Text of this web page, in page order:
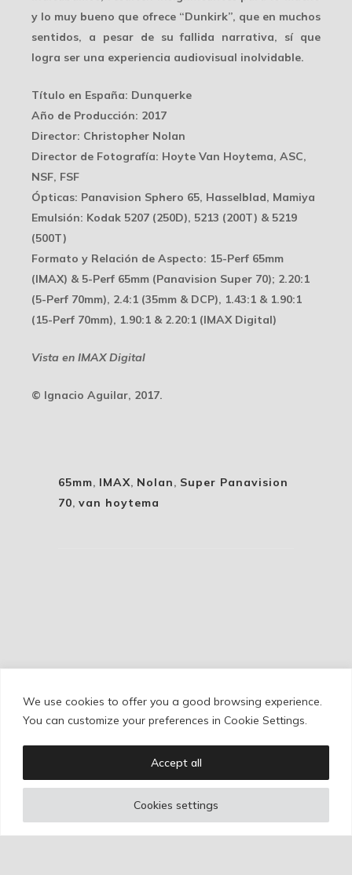
We use cookies to offer you a good browsing experience.
You can customize your preferences in Cookie Settings.
Cookies settings
Accept all
y lo muy bueno que ofrece “Dunkirk”, que en muchos
sentidos, a pesar de su fallida narrativa, sí que
logra ser una experiencia audiovisual inolvidable.
Título en España: Dunquerke
Año de Producción: 2017
Director: Christopher Nolan
Director de Fotografía: Hoyte Van Hoytema, ASC,
NSF, FSF
Ópticas: Panavision Sphero 65, Hasselblad, Mamiya
Emulsión: Kodak 5207 (250D), 5213 (200T) & 5219
(500T)
Formato y Relación de Aspecto: 15-Perf 65mm
(IMAX) & 5-Perf 65mm (Panavision Super 70); 2.20:1
(5-Perf 70mm), 2.4:1 (35mm & DCP), 1.43:1 & 1.90:1
(15-Perf 70mm), 1.90:1 & 2.20:1 (IMAX Digital)
Vista en IMAX Digital
© Ignacio Aguilar, 2017.
65mm, IMAX, Nolan, Super Panavision
70, van hoytema
Cookie Policy/Privacy Policy /Legal Warning
Copyright © Ignacio Aguilar
Web development byBonzo Estudio